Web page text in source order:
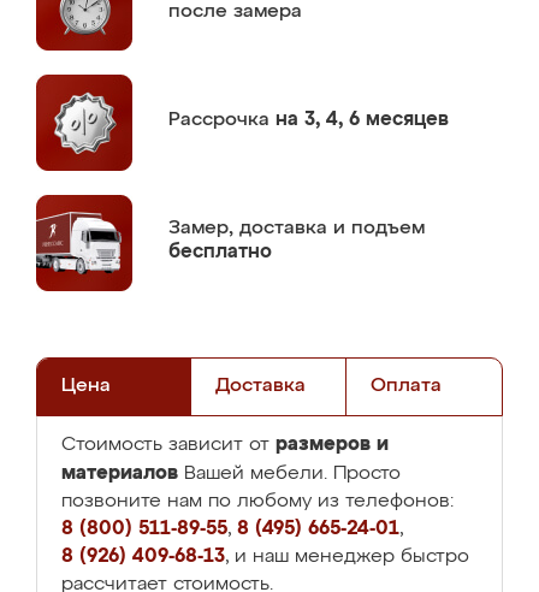
после замера
Рассрочка на 3, 4, 6 месяцев
Замер, доставка и подъем
бесплатно
Цена Доставка Оплата
Стоимость зависит от размеров и
материалов Вашей мебели. Просто
позвоните нам по любому из телефонов:
8 (800) 511-89-55, 8 (495) 665-24-01,
8 (926) 409-68-13, и наш менеджер быстро
рассчитает стоимость.